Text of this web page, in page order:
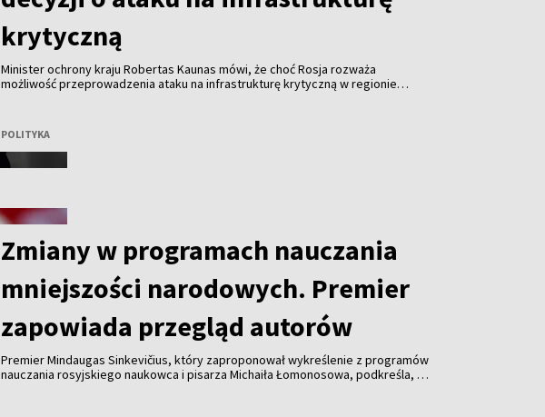
krytyczną
Minister ochrony kraju Robertas Kaunas mówi, że choć Rosja rozważa
możliwość przeprowadzenia ataku na infrastrukturę krytyczną w regionie
POLITYKA
Zmiany w programach nauczania
mniejszości narodowych. Premier
zapowiada przegląd autorów
Premier Mindaugas Sinkevičius, który zaproponował wykreślenie z programów
nauczania rosyjskiego naukowca i pisarza Michaiła Łomonosowa, podkreśla, że